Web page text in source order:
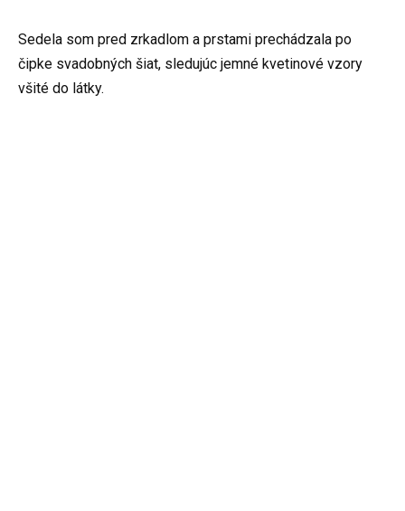
Sedela som pred zrkadlom a prstami prechádzala po
čipke svadobných šiat, sledujúc jemné kvetinové vzory
všité do látky.